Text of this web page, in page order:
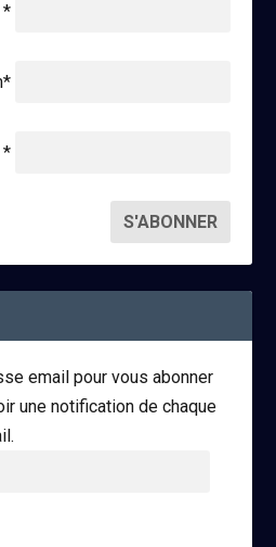
*
*
email pour vous abonner
une notification de chaque